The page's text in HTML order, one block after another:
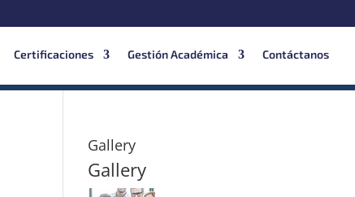
Certificaciones Gestión Académica Contáctanos
Gallery
Gallery